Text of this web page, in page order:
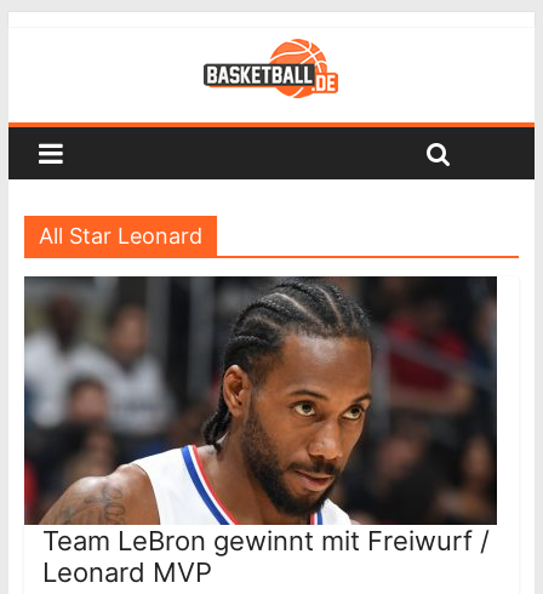
All Star Leonard
Team LeBron gewinnt mit Freiwurf /
Leonard MVP